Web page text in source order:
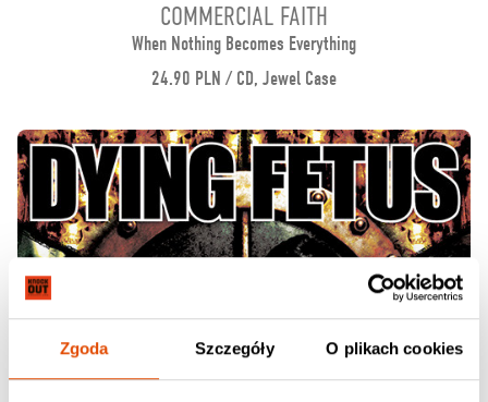
Zgoda Szczegóły O plikach cookies
COMMERCIAL FAITH
When Nothing Becomes Everything
24.90 PLN / CD, Jewel Case